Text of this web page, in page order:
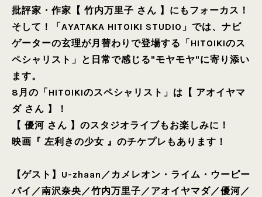
批評家・作家【 竹内万里子 さん 】にもフォーカス！
そして！「AYATAKA HITOIKI STUDIO」では、ナビ
ゲーターの玄理が月替わりで登場する「HITOIKIのス
ペシャリスト」と日常で感じる"モヤモヤ"に寄り添い
ます。
8月の「HITOIKIのスペシャリスト」は【 アオイヤマ
ダ さん 】！
【 優河 さん 】のスタジオライブもお楽しみに！
映画『 左利きの少女 』のチケプレもあります！
【ゲスト】 U-zhaan ／カメレオン・ライム・ウーピー
パイ ／南沢奈央／竹内万里子／アオイヤマダ／優河／